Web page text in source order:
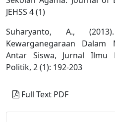
JEHSS 4 (1)
Suharyanto, A.,
Kewarganegaraan Dalam
Antar Siswa, Jurnal Ilmu
Politik, 2 (1): 192-203
Full Text PDF